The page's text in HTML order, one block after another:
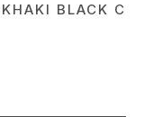
BLACK С